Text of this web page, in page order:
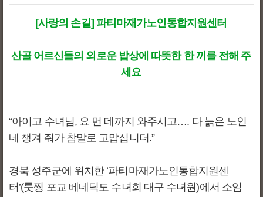
[사랑의 손길] 파티마재가노인통합지원센터
산골 어르신들의 외로운 밥상에 따뜻한 한 끼를 전해 주
세요
“아이고 수녀님, 요 먼 데까지 와주시고…. 다 늙은 노인
네 챙겨 줘가 참말로 고맙십니더.”
경북 성주군에 위치한 ‘파티마재가노인통합지원센
터’(툿찡 포교 베네딕도 수녀회 대구 수녀원)에서 소임